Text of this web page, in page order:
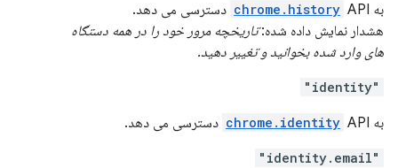
به chrome.history API دسترسی می دهد.
هشدار نمایش داده شده:تاریخچه مرور خود را در همه دستگاه
های وارد شده بخوانید و تغییر دهید.
"identity"
به chrome.identity API دسترسی می دهد.
"identity.email"